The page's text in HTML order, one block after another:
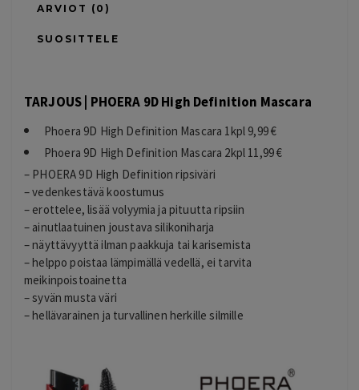
ARVIOT (0)
SUOSITTELE
TARJOUS | PHOERA 9D High Definition Mascara
Phoera 9D High Definition Mascara 1kpl 9,99 €
Phoera 9D High Definition Mascara 2kpl 11,99 €
– PHOERA 9D High Definition ripsiväri
– vedenkestävä koostumus
– erottelee, lisää volyymia ja pituutta ripsiin
– ainutlaatuinen joustava silikoniharja
– näyttävyyttä ilman paakkuja tai karisemista
– helppo poistaa lämpimällä vedellä, ei tarvita
meikinpoistoainetta
– syvän musta väri
– hellävarainen ja turvallinen herkille silmille